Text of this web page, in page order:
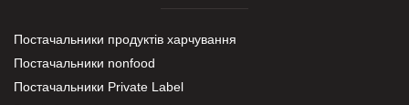
Постачальники продуктів харчування
Постачальники nonfood
Постачальники Private Label